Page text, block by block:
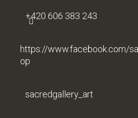
+420 606 383 243
https://www.facebook.com/
op
sacredgallery_art